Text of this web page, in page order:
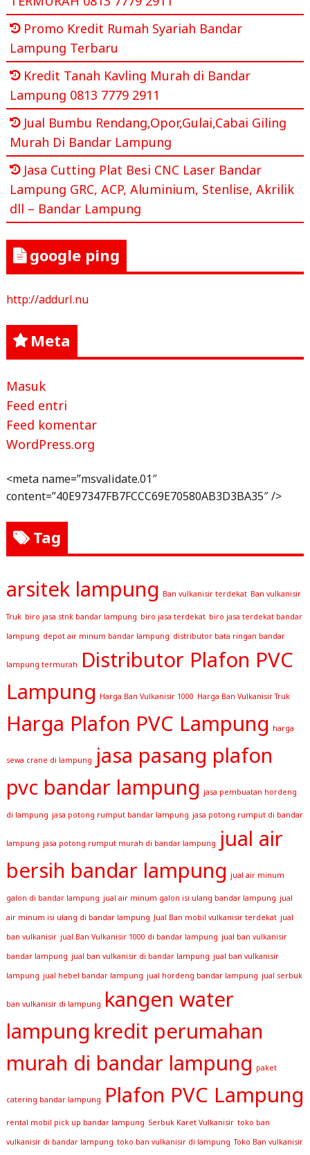
Promo Kredit Rumah Syariah Bandar
Lampung Terbaru
Kredit Tanah Kavling Murah di Bandar
Lampung 0813 7779 2911
Jual Bumbu Rendang,Opor,Gulai,Cabai Giling
Murah Di Bandar Lampung
Jasa Cutting Plat Besi CNC Laser Bandar
Lampung GRC, ACP, Aluminium, Stenlise, Akrilik
dll – Bandar Lampung
google ping
http://addurl.nu
Meta
Masuk
Feed entri
Feed komentar
WordPress.org
<meta name=”msvalidate.01″
content=”40E97347FB7FCCC69E70580AB3D3BA35″ />
Tag
arsitek lampung Ban vulkanisir terdekat Ban vulkanisir
Truk biro jasa stnk bandar lampung biro jasa terdekat biro jasa terdekat bandar
lampung depot air minum bandar lampung distributor bata ringan bandar
lampung termurah
Distributor Plafon PVC
Lampung Harga Ban Vulkanisir 1000 Harga Ban Vulkanisir Truk
Harga Plafon PVC Lampung harga
sewa crane di lampung
jasa pasang plafon
pvc bandar lampung jasa pembuatan hordeng
di lampung jasa potong rumput bandar lampung jasa potong rumput di bandar
lampung jasa potong rumput murah di bandar lampung
jual air
bersih bandar lampung jual air minum
galon di bandar lampung jual air minum galon isi ulang bandar lampung jual
air minum isi ulang di bandar lampung Jual Ban mobil vulkanisir terdekat jual
ban vulkanisir jual Ban Vulkanisir 1000 di bandar lampung jual ban vulkanisir
bandar lampung jual ban vulkanisir di bandar lampung jual ban vulkanisir
lampung jual hebel bandar lampung jual hordeng bandar lampung jual serbuk
ban vulkanisir di lampung kangen water
lampung kredit perumahan
murah di bandar lampung paket
catering bandar lampung Plafon PVC Lampung
rental mobil pick up bandar lampung Serbuk Karet Vulkanisir toko ban
vulkanisir di bandar lampung toko ban vulkanisir di lampung Toko Ban vulkanisir